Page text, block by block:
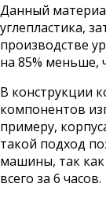
Данный
углепластика,
производстве
на 85% меньше,
В конструкции
компонентов
примеру,
такой подход
машины, так
всего за 6 часов.